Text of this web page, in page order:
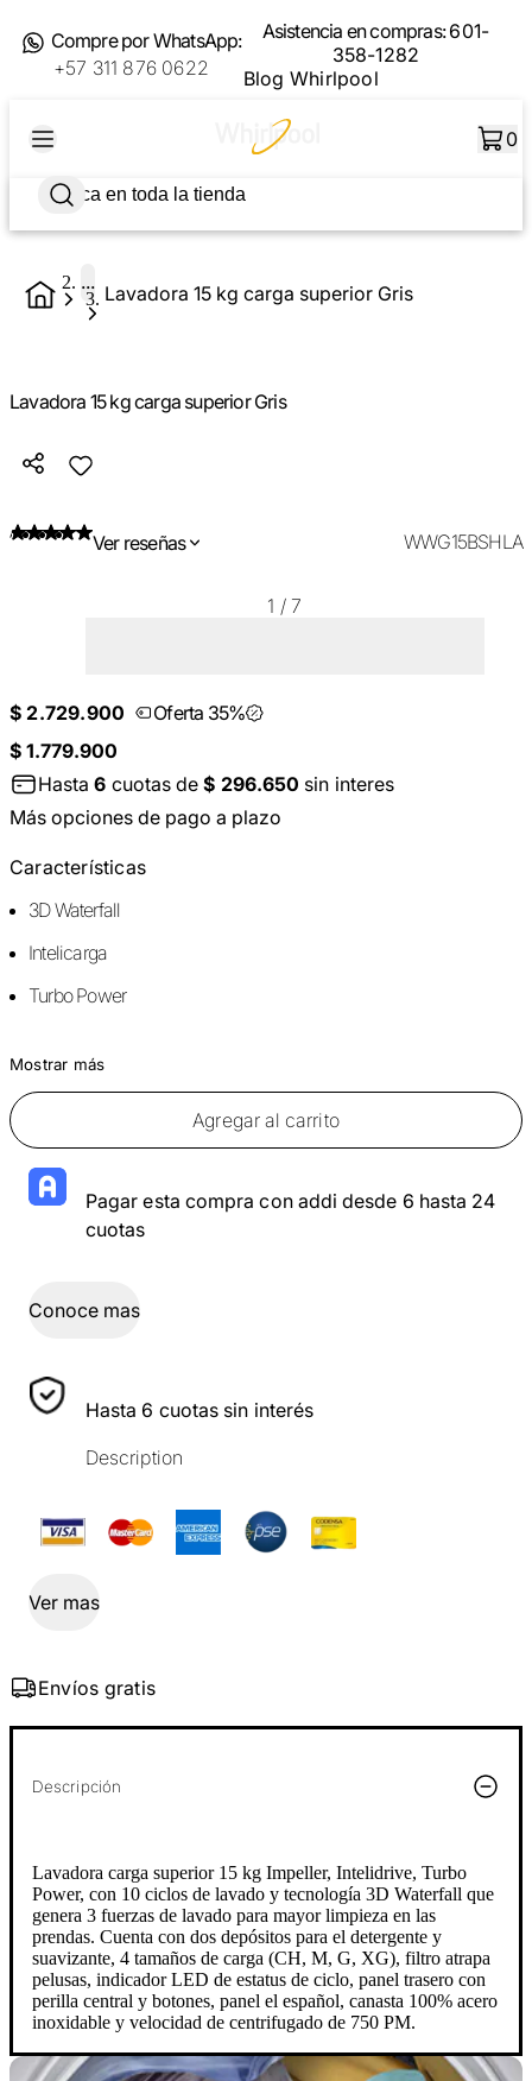
Compre por WhatsApp:
+57 311 876 0622
Asistencia en compras:601-
358-1282
Blog Whirlpool
0
... Lavadora 15 kg carga superior Gris
Lavadora 15 kg carga superior Gris
Ver reseñas WWG15BSHLA
1 / 7
$ 2.729.900
Oferta 35%
$ 1.779.900
Hasta6 cuotas de$ 296.650 sin interes
Más opciones de pago a plazo
Características
3D Waterfall
Intelicarga
Turbo Power
Mostrar más
Agregar al carrito
Pagar esta compra con addi desde 6 hasta 24
cuotas
Conoce mas
Hasta 6 cuotas sin interés
Description
Ver mas
Envíos gratis
Descripción
Lavadora carga superior 15 kg Impeller, Intelidrive, Turbo
Power, con 10 ciclos de lavado y tecnología 3D Waterfall que
genera 3 fuerzas de lavado para mayor limpieza en las
prendas. Cuenta con dos depósitos para el detergente y
suavizante, 4 tamaños de carga (CH, M, G, XG), filtro atrapa
pelusas, indicador LED de estatus de ciclo, panel trasero con
perilla central y botones, panel el español, canasta 100% acero
inoxidable y velocidad de centrifugado de 750 PM.